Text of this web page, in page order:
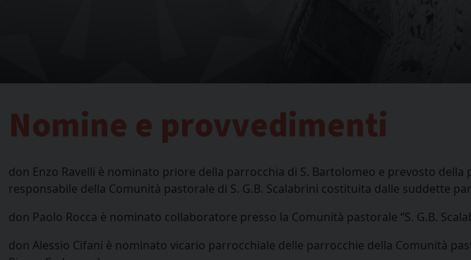
Nomine e provvedimenti
don Enzo Ravelli è nominato priore della parrocchia di S. Bartolomeo e prevosto della
responsabile della Comunità pastorale di S. G.B. Scalabrini costituita dalle suddette
don Paolo Rocca è nominato collaboratore presso la Comunità pastorale “S. G.B.
don Alessio Cifani è nominato vicario parrocchiale delle parrocchie della Comunità